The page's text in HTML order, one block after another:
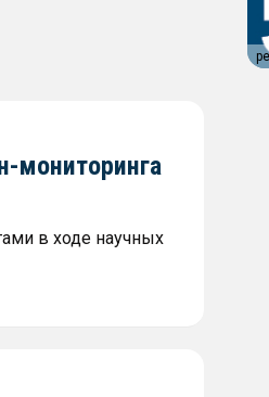
мониторинга
в ходе научных